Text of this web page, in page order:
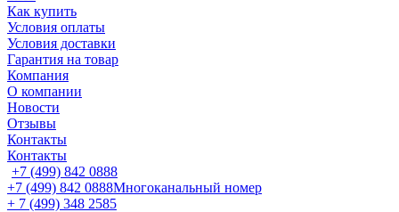
Как купить
Условия оплаты
Условия доставки
Гарантия на товар
Компания
О компании
Новости
Отзывы
Контакты
Контакты
+7 (499) 842 0888
+7 (499) 842 0888Многоканальный номер
+ 7 (499) 348 2585